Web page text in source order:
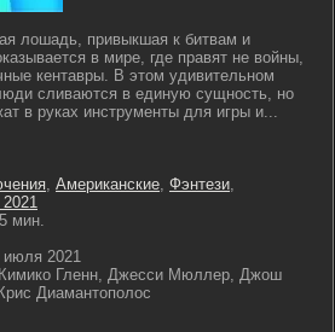
лошадь, привыкшая к битвам и
в мире, где правят не войны,
кентавры. В этом удивительном
сливаются в единую сущность, но
в руках инструменты для игры и...
, Американские, Фэнтези,
мин.
июля 2021
Гленн, Джесси Мюллер, Джош
Диамантополос